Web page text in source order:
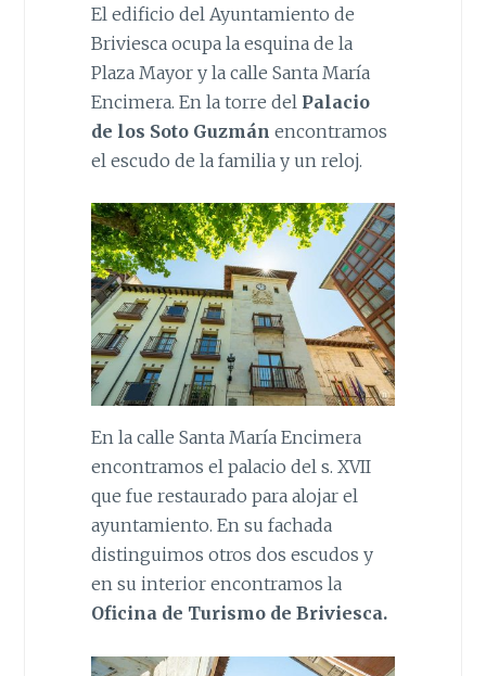
El edificio del Ayuntamiento de
Briviesca ocupa la esquina de la
Plaza Mayor y la calle Santa María
Encimera. En la torre del Palacio
de los Soto Guzmán encontramos
el escudo de la familia y un reloj.
En la calle Santa María Encimera
encontramos el palacio del s. XVII
que fue restaurado para alojar el
ayuntamiento. En su fachada
distinguimos otros dos escudos y
en su interior encontramos la
Oficina de Turismo de Briviesca.